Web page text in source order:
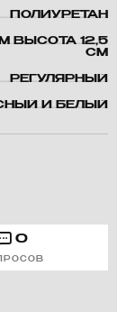
ПОЛИУРЕТАН
ВЫСОТА 12,5
СМ
РЕГУЛЯРНЫЙ
И БЕЛЫЙ
0